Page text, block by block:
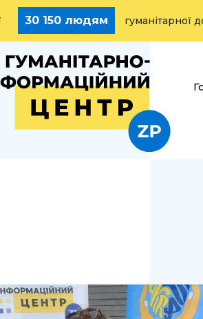
150 людям гуманітарної